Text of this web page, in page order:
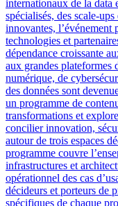
internationaux de la data
spécialisés, des scale-
innovantes, l’événement
technologies et
dépendance croissante
aux grandes plateformes
numérique, de
des données sont
un programme de
transformations et
concilier innovation,
autour de trois espaces
programme couvre
infrastructures et
opérationnel des cas
décideurs et porteurs de
spécifiques de chaque